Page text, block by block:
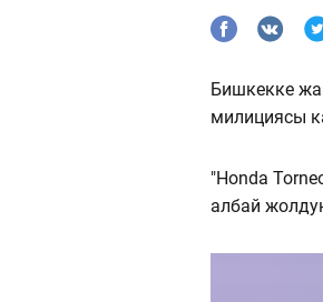
Бишкекке
милициясы
"Honda
албай